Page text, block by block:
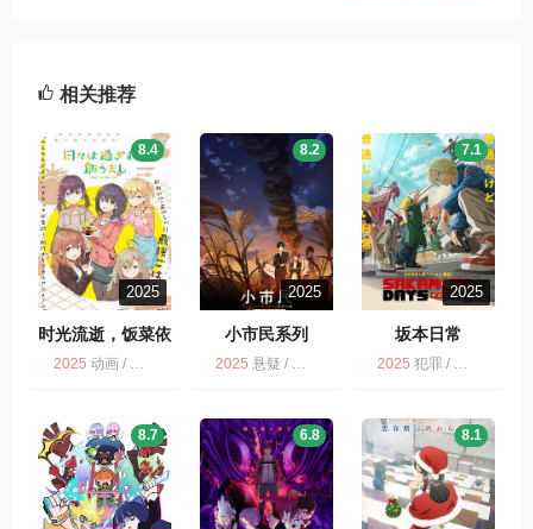
相关推荐
2025
时光流逝，饭菜依
旧美味
8.4
2025 动画 / 多版 / 喜剧 / 剧情
2025
小市民系列
8.2
2025 悬疑 / 多版 / 剧情 / 动画 / 小市民系列 第2季
2025
坂本日常
7.1
2025 犯罪 / 惊悚 / 喜剧 / 动作 / 冒险 / 动画 / 多版
8.7 6.8 8.1